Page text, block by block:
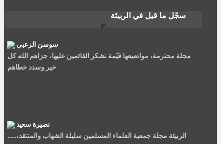
سجّل ما قيل في الربيئة
سوسن الزعبي
مجلة محترمة، مواضيعها قيّمة نشكر القائمين عليها، جزاهم الله كل
خير وسدد خطاهم
نصيرة سعيد
الربيئة مجلة جمعية العلماء المسلمين سليلة الشهاب والمنتقد،......